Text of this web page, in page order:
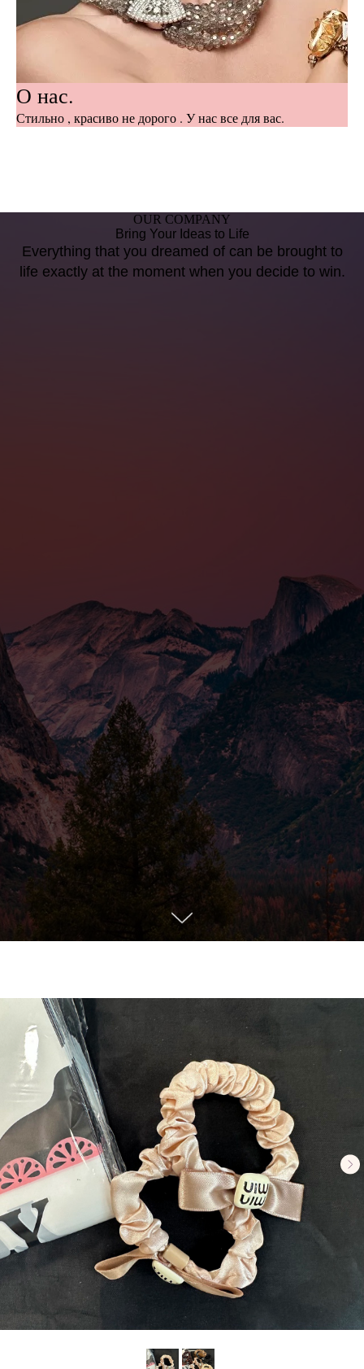
О нас.
Стильно , красиво не дорого . У нас все для вас.
OUR COMPANY
Bring Your Ideas to Life
Everything that you dreamed of can be brought to
life exactly at the moment when you decide to win.